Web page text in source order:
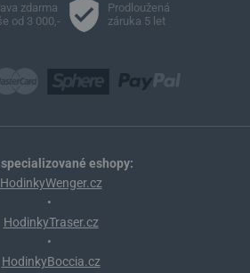
zdarma
od 3 000,-
Prodloužená
záruka 5 let
eshopy:
HodinkyWenger.cz
•
HodinkyTraser.cz
•
HodinkyBoccia.cz